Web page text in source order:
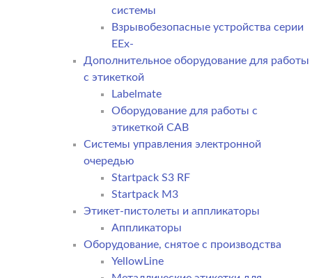
системы
Взрывобезопасные устройства серии
EEx-
Дополнительное оборудование для работы
с этикеткой
Labelmate
Оборудование для работы с
этикеткой CAB
Системы управления электронной
очередью
Startpack S3 RF
Startpack M3
Этикет-пистолеты и аппликаторы
Аппликаторы
Оборудование, снятое с производства
YellowLine